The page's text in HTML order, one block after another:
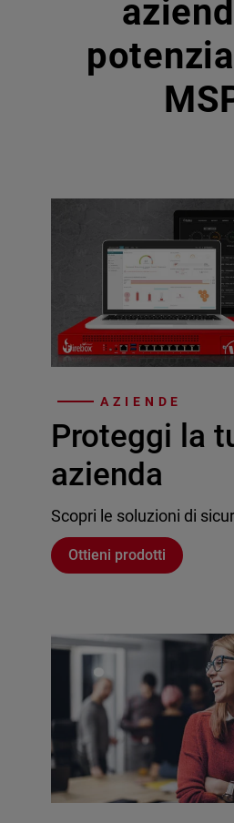
AZIENDE
Proteggi la
azienda
Scopri le soluzioni di
Ottieni prodotti